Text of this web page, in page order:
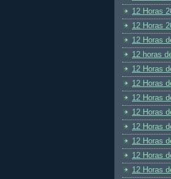
12 Horas
12 Horas
12 Horas
12 horas
12 Horas
12 Horas
12 Horas
12 Horas
12 Horas
12 Horas
12 Horas
12 Horas